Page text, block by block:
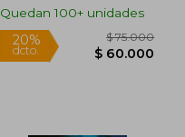
Quedan 100+ unidades